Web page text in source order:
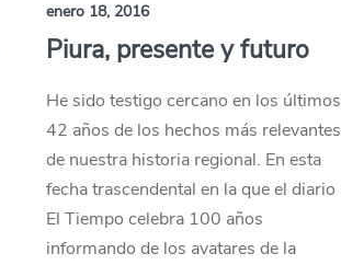
enero 18, 2016
Piura, presente y futuro
He sido testigo cercano en los últimos
42 años de los hechos más relevantes
de nuestra historia regional. En esta
fecha trascendental en la que el diario
El Tiempo celebra 100 años
informando de los avatares de la